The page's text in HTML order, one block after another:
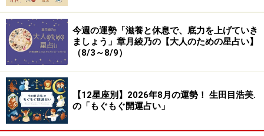
夏は、ノスタルジックに。懐メロをBGMにしたり、思い
出の場所を再訪したりすると、忘れかけていた夢を取り
戻せるはず。
愛は、有言実行でリードしていきましょう。
ふたご座（5月21日～6月21日生まれ）
今週の運勢「滋養と休息で、底力を上げていき
ましょう」章月綾乃の【大人のための星占い】
（8/3～8/9）
【12星座別】2026年8月の運勢！ 生田目浩美.
の「もぐもぐ開運占い」